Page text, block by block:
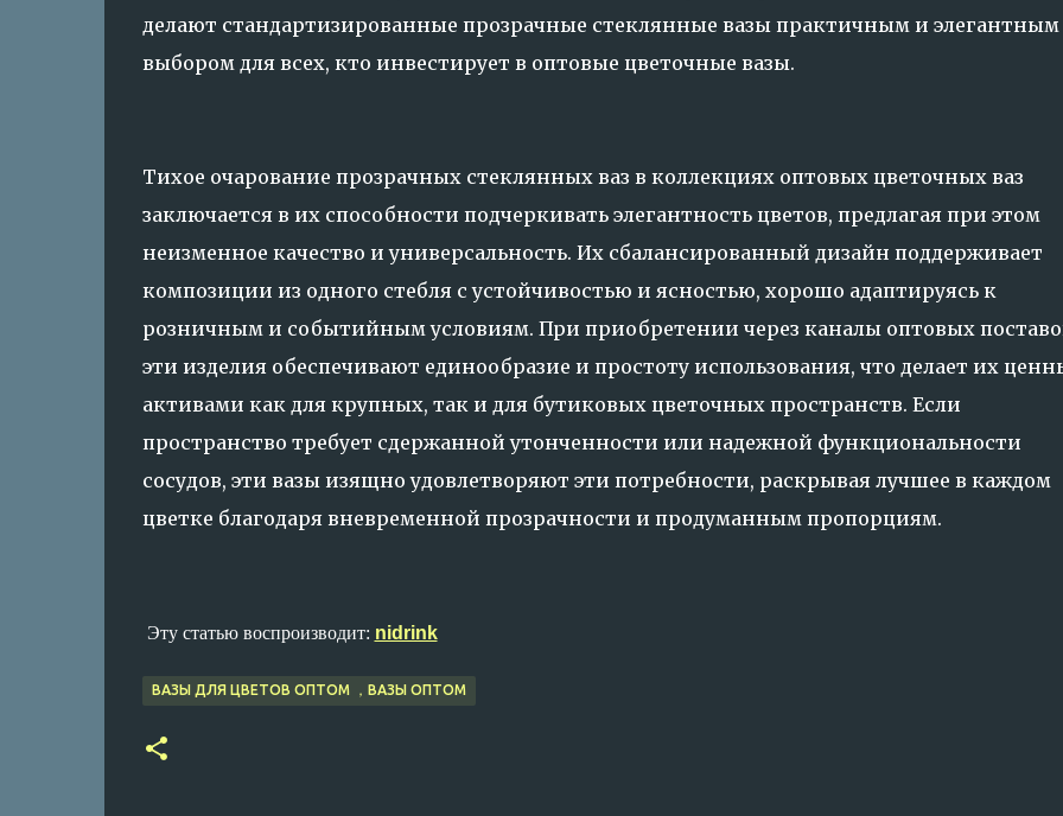
делают стандартизированные прозрачные стеклянные вазы практичным и элегантным
выбором для всех, кто инвестирует в оптовые цветочные вазы.
Тихое очарование прозрачных стеклянных ваз в коллекциях оптовых цветочных ваз
заключается в их способности подчеркивать элегантность цветов, предлагая при этом
неизменное качество и универсальность. Их сбалансированный дизайн поддерживает
композиции из одного стебля с устойчивостью и ясностью, хорошо адаптируясь к
розничным и событийным условиям. При приобретении через каналы оптовых
эти изделия обеспечивают единообразие и простоту использования, что делает их
активами как для крупных, так и для бутиковых цветочных пространств. Если
пространство требует сдержанной утонченности или надежной функциональности
сосудов, эти вазы изящно удовлетворяют эти потребности, раскрывая лучшее в каждом
цветке благодаря вневременной прозрачности и продуманным пропорциям.
Эту статью воспроизводит: nidrink
ВАЗЫ ДЛЯ ЦВЕТОВ ОПТОМ ，ВАЗЫ ОПТОМ